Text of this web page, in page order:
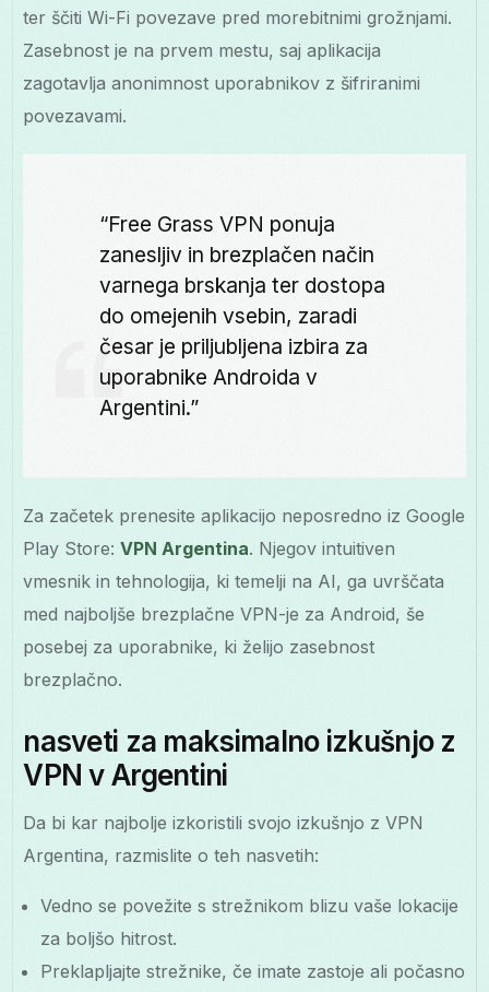
ter ščiti Wi-Fi povezave pred morebitnimi grožnjami.
Zasebnost je na prvem mestu, saj aplikacija
zagotavlja anonimnost uporabnikov z šifriranimi
povezavami.
“Free Grass VPN ponuja
zanesljiv in brezplačen način
varnega brskanja ter dostopa
do omejenih vsebin, zaradi
česar je priljubljena izbira za
uporabnike Androida v
Argentini.”
Za začetek prenesite aplikacijo neposredno iz Google
Play Store:VPN Argentina. Njegov intuitiven
vmesnik in tehnologija, ki temelji na AI, ga uvrščata
med najboljše brezplačne VPN-je za Android, še
posebej za uporabnike, ki želijo zasebnost
brezplačno.
nasveti za maksimalno izkušnjo z
VPN v Argentini
Da bi kar najbolje izkoristili svojo izkušnjo z VPN
Argentina, razmislite o teh nasvetih:
Vedno se povežite s strežnikom blizu vaše lokacije
za boljšo hitrost.
Preklapljajte strežnike, če imate zastoje ali počasno